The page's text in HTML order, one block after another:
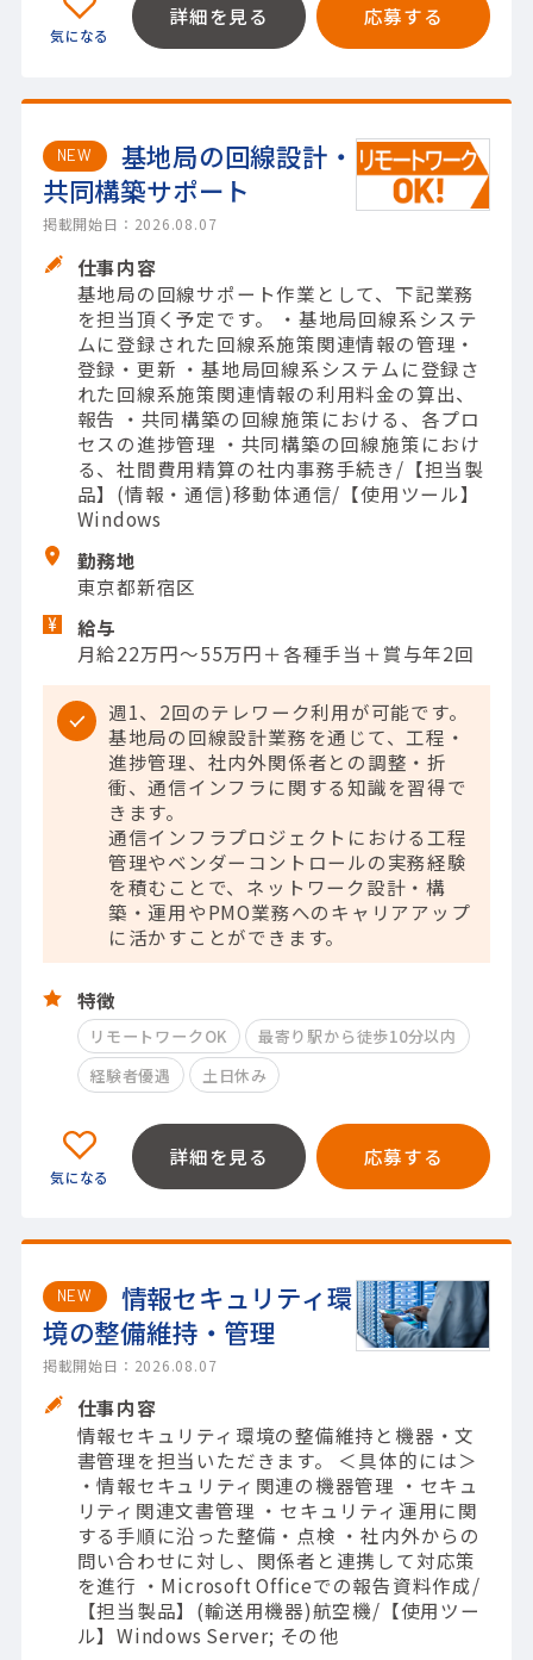
詳細を見る 応募する
NEW
基地局の回線設計・
共同構築サポート
掲載開始日：2026.08.07
仕事内容
基地局の回線サポート作業として、下記業務
を担当頂く予定です。 ・基地局回線系システ
ムに登録された回線系施策関連情報の管理・
登録・更新 ・基地局回線系システムに登録さ
れた回線系施策関連情報の利用料金の算出、
報告 ・共同構築の回線施策における、各プロ
セスの進捗管理 ・共同構築の回線施策におけ
る、社間費用精算の社内事務手続き/【担当製
品】(情報・通信)移動体通信/【使用ツール】
Windows
勤務地
東京都新宿区
給与
月給22万円～55万円＋各種手当＋賞与年2回
週1、2回のテレワーク利用が可能です。
基地局の回線設計業務を通じて、工程・
進捗管理、社内外関係者との調整・折
衝、通信インフラに関する知識を習得で
きます。
通信インフラプロジェクトにおける工程
管理やベンダーコントロールの実務経験
を積むことで、ネットワーク設計・構
築・運用やPMO業務へのキャリアアップ
に活かすことができます。
特徴
リモートワークOK
最寄り駅から徒歩10分以内
経験者優遇
土日休み
詳細を見る 応募する
NEW
情報セキュリティ環
境の整備維持・管理
掲載開始日：2026.08.07
仕事内容
情報セキュリティ環境の整備維持と機器・文
書管理を担当いただきます。 ＜具体的には＞
・情報セキュリティ関連の機器管理 ・セキュ
リティ関連文書管理 ・セキュリティ運用に関
する手順に沿った整備・点検 ・社内外からの
問い合わせに対し、関係者と連携して対応策
を進行 ・Microsoft Officeでの報告資料作成/
【担当製品】(輸送用機器)航空機/【使用ツー
ル】Windows Server; その他